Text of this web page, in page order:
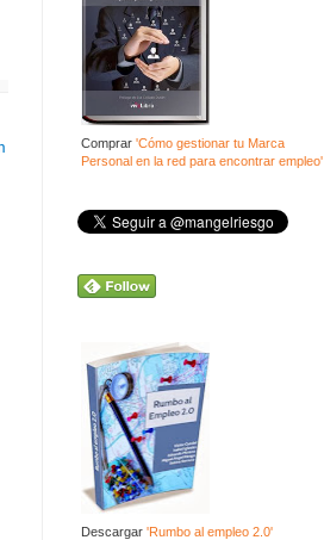
Comprar 'Cómo gestionar tu Marca
Personal en la red para encontrar empleo'
Descargar 'Rumbo al empleo 2.0'